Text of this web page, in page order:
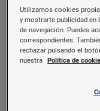
Batidora Amasadora
Utilizamos cookies
y mostrarte publicidad en
de navegación. Puedes
correspondientes.
rechazar pulsando el
nuestra Política de